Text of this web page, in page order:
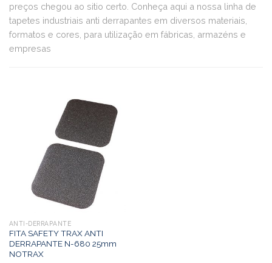
preços chegou ao sitio certo. Conheça aqui a nossa linha de
tapetes industriais anti derrapantes em diversos materiais,
formatos e cores, para utilização em fábricas, armazéns e
empresas
ANTI-DERRAPANTE
FITA SAFETY TRAX ANTI
DERRAPANTE N-680 25mm
NOTRAX